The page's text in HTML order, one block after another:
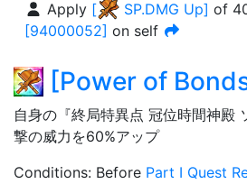
Apply [ SP.DMG Up] of
[94000052] on self
[Power of
自身の『終局特異点 冠位時間神殿
撃の威力を60%アップ
Conditions: Before Part I Quest